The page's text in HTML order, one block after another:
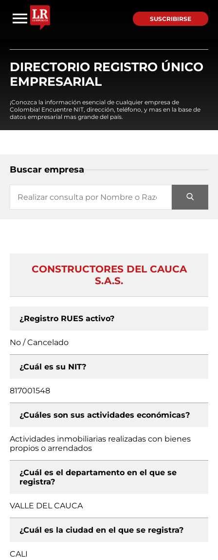
SUSCRIBIRSE
DIRECTORIO REGISTRO ÚNICO
EMPRESARIAL
¡Conozca la información esencial de cualquier empresa de
Colombia! Encuentre NIT, dirección, teléfono, y mas en la base de
datos empresarial mas grande del país.
Buscar empresa
CONSTRUCTORES DEL CAUCA
S.A.S.
¿Registro RUES activo?
No / Cancelado
¿Cuál es su NIT?
817001548
¿Cuáles son sus actividades económicas?
Actividades inmobiliarias realizadas con bienes
propios o arrendados
¿Cuál es el departamento en el que se
registra?
VALLE DEL CAUCA
¿Cuál es la ciudad en el que se registra?
CALI